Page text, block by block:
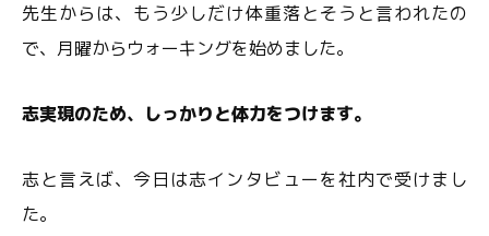
先生からは、もう少しだけ体重落とそうと言われたの
で、月曜からウォーキングを始めました。
志実現のため、しっかりと体力をつけます。
志と言えば、今日は志インタビューを社内で受けまし
た。